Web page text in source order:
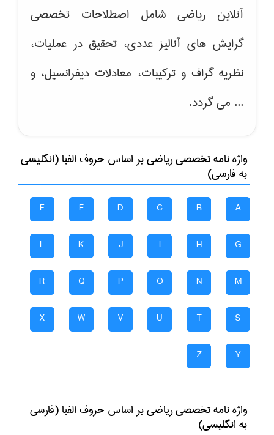
آنلاین ریاضی شامل اصطلاحات تخصصی
گرایش های آنالیز عددی، تحقیق در عملیات،
نظریه گراف و تركیبات، معادلات دیفرانسیل، و
... می گردد.
واژه نامه تخصصیرياضیبر اساس حروف الفبا (انگلیسی
به فارسی)
A
B
C
D
E
F
G
H
I
J
K
L
M
N
O
P
Q
R
S
T
U
V
W
X
Y
Z
واژه نامه تخصصیرياضیبر اساس حروف الفبا (فارسی
به انگلیسی)